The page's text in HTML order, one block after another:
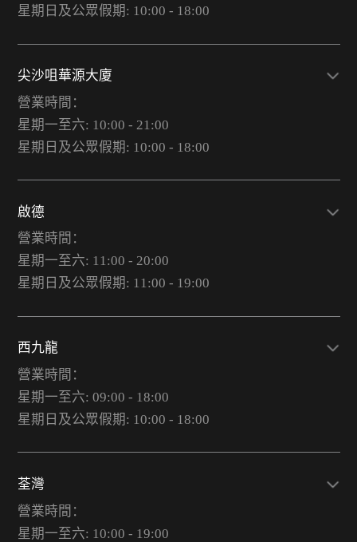
星期日及公眾假期: 10:00 - 18:00
尖沙咀華源大廈
營業時間：
星期一至六: 10:00 - 21:00
星期日及公眾假期: 10:00 - 18:00
啟德
營業時間：
星期一至六: 11:00 - 20:00
星期日及公眾假期: 11:00 - 19:00
西九龍
營業時間：
星期一至六: 09:00 - 18:00
星期日及公眾假期: 10:00 - 18:00
荃灣
營業時間：
星期一至六: 10:00 - 19:00